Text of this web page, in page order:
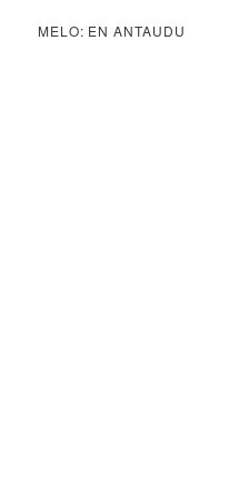
MELO: EN ANTAUDU